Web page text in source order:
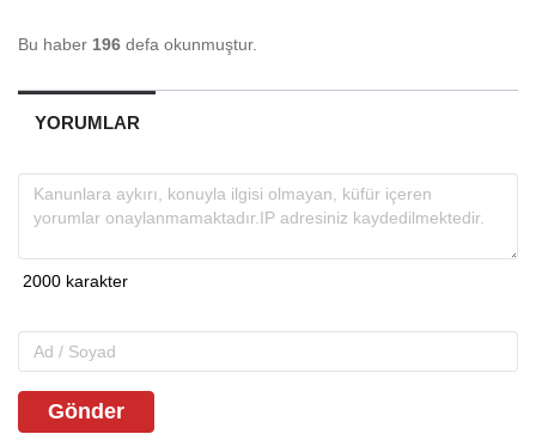
Bu haber 196 defa okunmuştur.
YORUMLAR
Gönder